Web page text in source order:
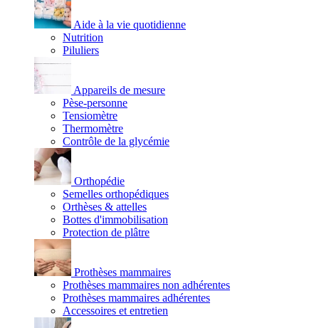
Aide à la vie quotidienne
Nutrition
Piluliers
Appareils de mesure
Pèse-personne
Tensiomètre
Thermomètre
Contrôle de la glycémie
Orthopédie
Semelles orthopédiques
Orthèses & attelles
Bottes d'immobilisation
Protection de plâtre
Prothèses mammaires
Prothèses mammaires non adhérentes
Prothèses mammaires adhérentes
Accessoires et entretien